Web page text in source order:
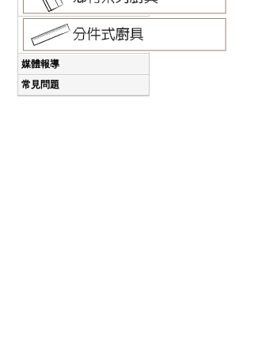
媒體報導
常見問題